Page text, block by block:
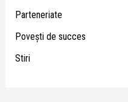
Parteneriate
Poveşti de succes
Stiri